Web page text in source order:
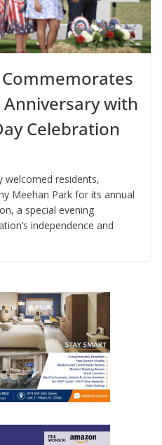
Anniversary with
Celebration
welcomed residents,
Meehan Park for its annual
a special evening
independence and